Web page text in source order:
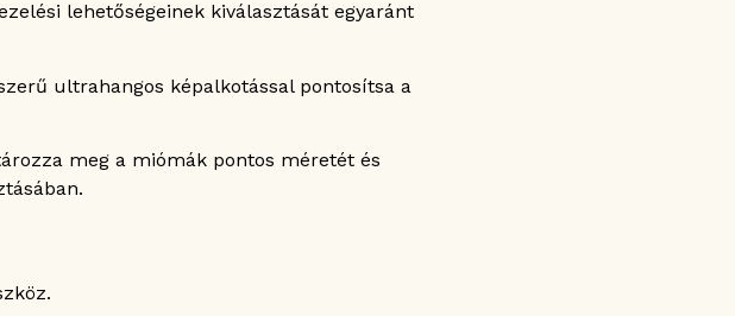
lehetőségeinek kiválasztását egyaránt
ultrahangos képalkotással pontosítsa a
meg a miómák pontos méretét és